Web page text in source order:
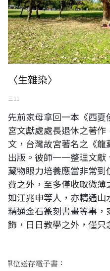
〈生雜染〉
三 11
先前家母拿回一本《西
宮文獻處處長退休之著
文，台灣故宮著名之《
出版。彼師一一整理文
藏物眼力培養應當非常
費之外，至多僅收取微
如江兆申等人，亦精通
精通金石篆刻書畫等事
飾，日日教學之外，僅只